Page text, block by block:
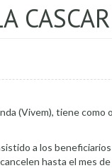
(Vivem), tiene
a los
hasta el mes